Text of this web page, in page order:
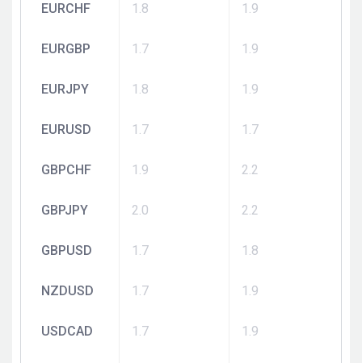
EURCHF 1.8 1.9
EURGBP 1.7 1.9
EURJPY 1.8 1.9
EURUSD 1.7 1.7
GBPCHF 1.9 2.2
GBPJPY 2.0 2.2
GBPUSD 1.7 1.8
NZDUSD 1.7 1.9
USDCAD 1.7 1.9